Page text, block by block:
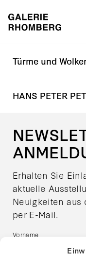
Türme und
HANS PETER
Erhalten Sie
aktuelle
Neuigkeiten aus
per E-Mail.
Vorname